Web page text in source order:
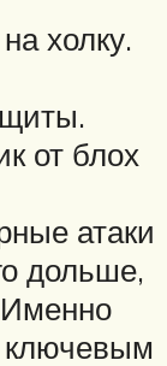
холку.
от блох
атаки
дольше,
Именно
ключевым